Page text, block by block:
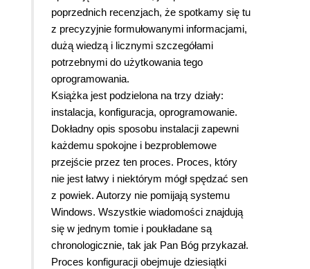
poprzednich recenzjach, że spotkamy się tu
z precyzyjnie formułowanymi informacjami,
dużą wiedzą i licznymi szczegółami
potrzebnymi do użytkowania tego
oprogramowania.
Książka jest podzielona na trzy działy:
instalacja, konfiguracja, oprogramowanie.
Dokładny opis sposobu instalacji zapewni
każdemu spokojne i bezproblemowe
przejście przez ten proces. Proces, który
nie jest łatwy i niektórym mógł spędzać sen
z powiek. Autorzy nie pomijają systemu
Windows. Wszystkie wiadomości znajdują
się w jednym tomie i poukładane są
chronologicznie, tak jak Pan Bóg przykazał.
Proces konfiguracji obejmuje dziesiątki